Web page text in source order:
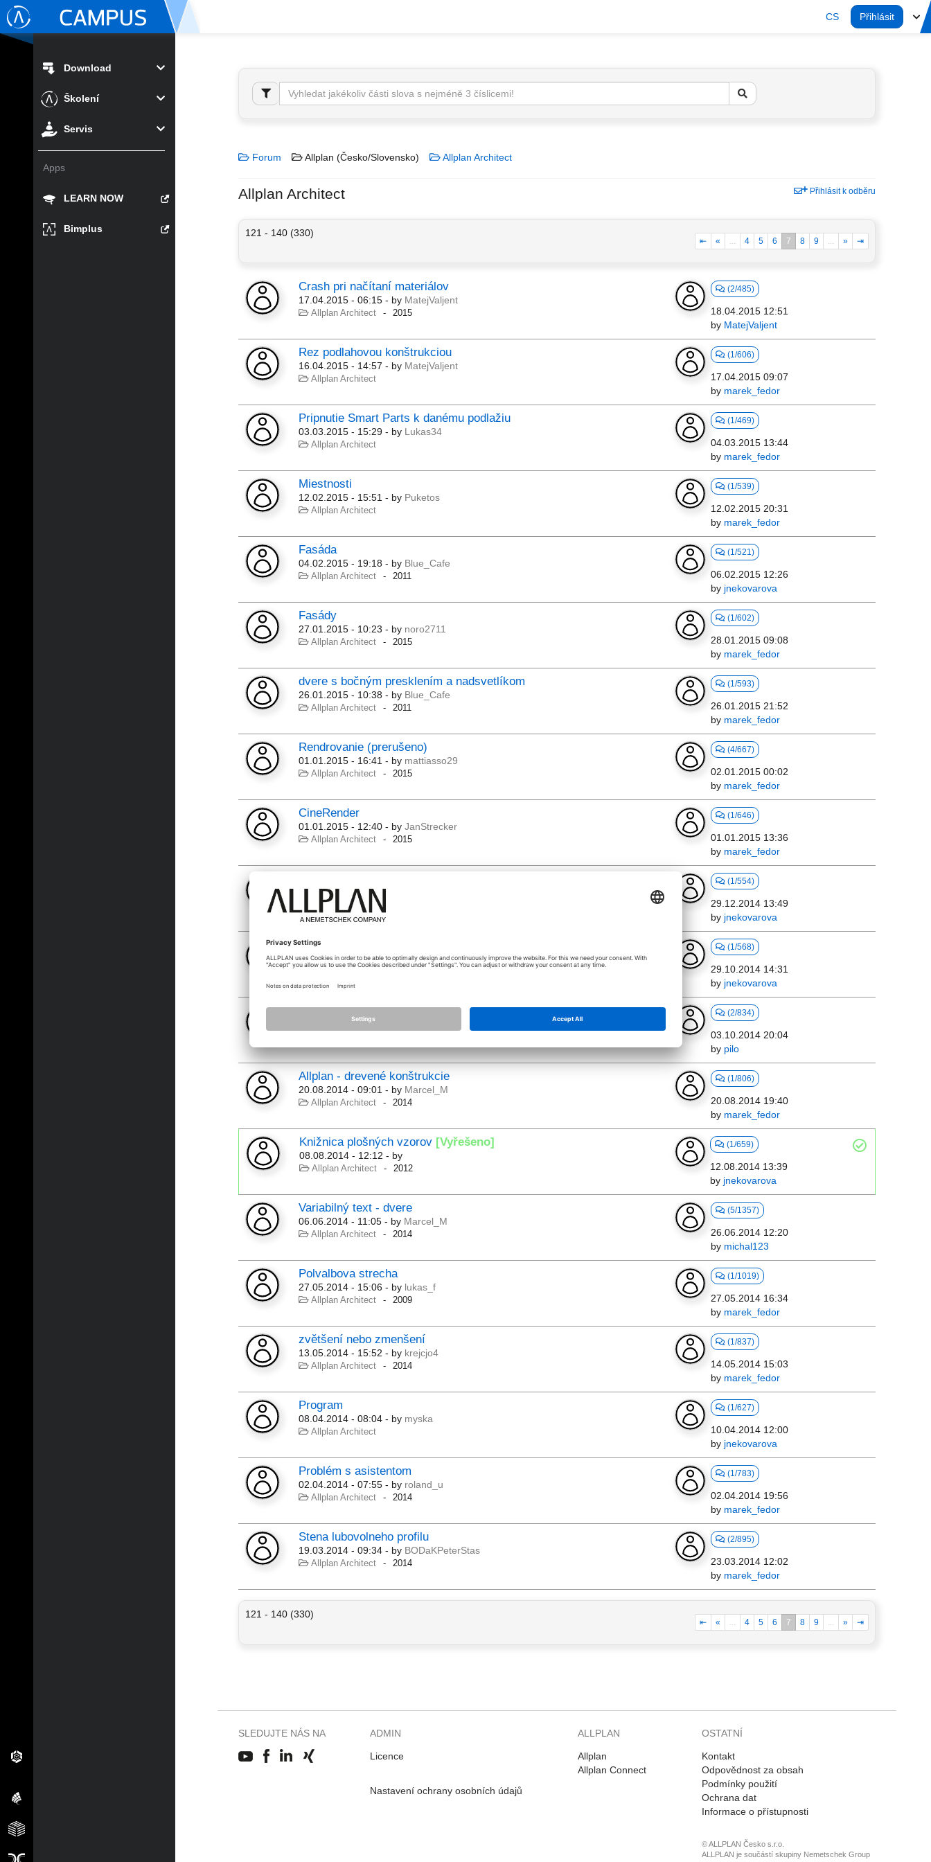
CS Přihlásit
Download
Školení
Servis
Apps
LEARN NOW
Bimplus
Forum Allplan (Česko/Slovensko) Allplan Architect
Allplan Architect Přihlásit k odběru
121 - 140 (330)
⇤ « ... 4 5 6 7 8 9 ... » ⇥
Crash pri načítaní materiálov
17.04.2015 - 06:15 - by MatejValjent
Allplan Architect 2015
(2/485)
18.04.2015 12:51
by MatejValjent
Rez podlahovou konštrukciou
16.04.2015 - 14:57 - by MatejValjent
Allplan Architect
(1/606)
17.04.2015 09:07
by marek_fedor
Pripnutie Smart Parts k danému podlažiu
03.03.2015 - 15:29 - by Lukas34
Allplan Architect
(1/469)
04.03.2015 13:44
by marek_fedor
Miestnosti
12.02.2015 - 15:51 - by Puketos
Allplan Architect
(1/539)
12.02.2015 20:31
by marek_fedor
Fasáda
04.02.2015 - 19:18 - by Blue_Cafe
Allplan Architect 2011
(1/521)
06.02.2015 12:26
by jnekovarova
Fasády
27.01.2015 - 10:23 - by noro2711
Allplan Architect 2015
(1/602)
28.01.2015 09:08
by marek_fedor
dvere s bočným presklením a nadsvetlíkom
26.01.2015 - 10:38 - by Blue_Cafe
Allplan Architect 2011
(1/593)
26.01.2015 21:52
by marek_fedor
Rendrovanie (prerušeno)
01.01.2015 - 16:41 - by mattiasso29
Allplan Architect 2015
(4/667)
02.01.2015 00:02
by marek_fedor
CineRender
01.01.2015 - 12:40 - byJanStrecker
Allplan Architect 2015
(1/646)
01.01.2015 13:36
by marek_fedor
18.12.2014 - 12:06- by
Allplan Architect
(1/554)
29.12.2014 13:49
by jnekovarova
export vykreslenia výstuže do dwg
27.10.2014 - 13:25- bycactuszlm
(1/568)
29.10.2014 14:31
by jnekovarova
Súradnice JTSK
29.07.2014 - 17:11
(2/834)
03.10.2014 20:04
by pilo
Allplan - drevené konštrukcie
20.08.2014 - 09:01 - by Marcel_M
Allplan Architect 2014
(1/806)
20.08.2014 19:40
by marek_fedor
Knižnica plošných vzorov [Vyřešeno]
08.08.2014 - 12:12 - by
Allplan Architect 2012
(1/659)
12.08.2014 13:39
by jnekovarova
Variabilný text - dvere
06.06.2014 - 11:05 - by Marcel_M
Allplan Architect 2014
(5/1357)
26.06.2014 12:20
by michal123
Polvalbova strecha
27.05.2014 - 15:06 - by lukas_f
Allplan Architect 2009
(1/1019)
27.05.2014 16:34
by marek_fedor
zvětšení nebo zmenšení
13.05.2014 - 15:52 - by krejcjo4
Allplan Architect 2014
(1/837)
14.05.2014 15:03
by marek_fedor
Program
08.04.2014 - 08:04 - by myska
Allplan Architect
(1/627)
10.04.2014 12:00
by jnekovarova
Problém s asistentom
02.04.2014 - 07:55 - by roland_u
Allplan Architect 2014
(1/783)
02.04.2014 19:56
by marek_fedor
Stena lubovolneho profilu
19.03.2014 - 09:34 - by BODaKPeterStas
Allplan Architect 2014
(2/895)
23.03.2014 12:02
by marek_fedor
121 - 140 (330)
⇤ « ... 4 5 6 7 8 9 ... » ⇥
SLEDUJTE NÁS NA ADMIN
Licence
Nastavení ochrany osobních údajů
ALLPLAN
Allplan
Allplan Connect
OSTATNÍ
Kontakt
Odpovědnost za obsah
Podmínky použití
Ochrana dat
Informace o přístupnosti
© ALLPLAN Česko s.r.o.
ALLPLAN je součástí skupiny Nemetschek Group